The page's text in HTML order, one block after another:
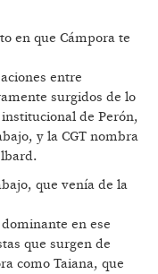
en que Cámpora te
entre
surgidos de lo
de Perón,
y la CGT nombra
que venía de la
en ese
que surgen de
como Taiana, que